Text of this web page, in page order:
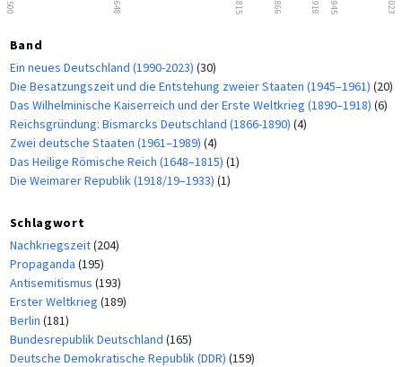
1500 1648 1815 1866 1918 1945 2023
Band
Ein neues Deutschland (1990-2023) (30)
Die Besatzungszeit und die Entstehung zweier Staaten (1945–1961) (20)
Das Wilhelminische Kaiserreich und der Erste Weltkrieg (1890–1918) (6)
Reichsgründung: Bismarcks Deutschland (1866-1890) (4)
Zwei deutsche Staaten (1961–1989) (4)
Das Heilige Römische Reich (1648–1815) (1)
Die Weimarer Republik (1918/19–1933) (1)
Schlagwort
Nachkriegszeit(204)
Propaganda (195)
Antisemitismus (193)
Erster Weltkrieg (189)
Berlin (181)
Bundesrepublik Deutschland (165)
Deutsche Demokratische Republik (DDR) (159)